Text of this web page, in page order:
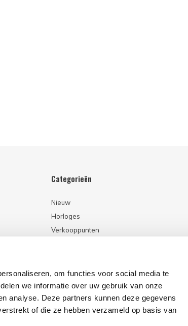
om functies voor social media te
we informatie over uw gebruik van onze
analyse. Deze partners kunnen deze gegevens
of die ze hebben verzameld op basis van
Categorieën
Nieuw
Horloges
Verkooppunten